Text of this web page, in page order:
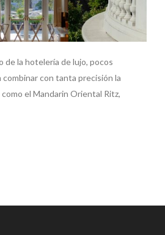
de la hotelería de lujo, pocos
con tanta precisión la
el Mandarin Oriental Ritz,